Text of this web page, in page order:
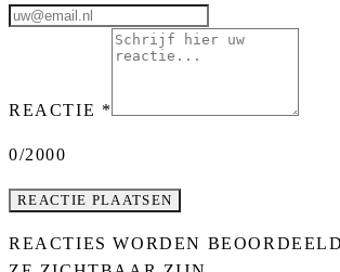
REACTIE *
0/2000
REACTIE PLAATSEN
REACTIES WORDEN